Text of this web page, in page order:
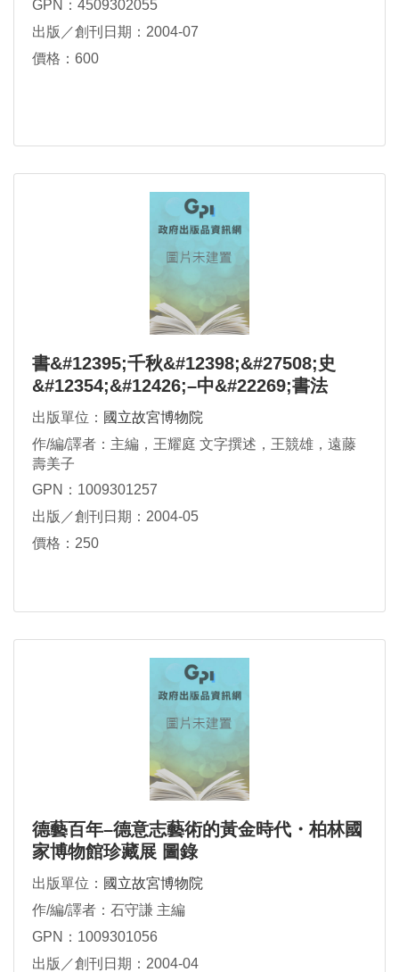
GPN：4509302055
出版／創刊日期：2004-07
價格：600
書&#12395;千秋&#12398;&#27508;史
&#12354;&#12426;–中&#22269;書法
&#30330;展史
出版單位： 國立故宮博物院
作/編/譯者：主編，王耀庭 文字撰述，王競雄，遠藤
壽美子
GPN：1009301257
出版／創刊日期：2004-05
價格：250
德藝百年–德意志藝術的黃金時代・柏林國
家博物館珍藏展 圖錄
出版單位： 國立故宮博物院
作/編/譯者：石守謙 主編
GPN：1009301056
出版／創刊日期：2004-04